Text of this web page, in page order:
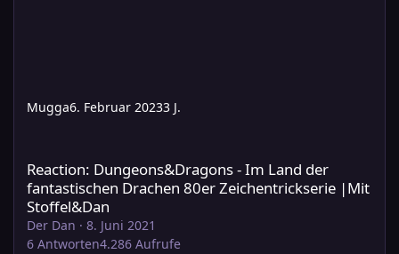
Mugga6. Februar 20233 J.
Reaction: Dungeons&Dragons - Im Land der
fantastischen Drachen 80er Zeichentrickserie |Mit
Stoffel&Dan
Der Dan · 8. Juni 2021
6 Antworten4.286 Aufrufe